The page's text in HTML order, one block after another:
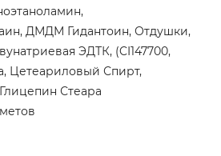
ДМДМ Гидантоин, Отдушки,
ЭДТК, (CI147700,
Цетеариловый Спирт,
Стеара